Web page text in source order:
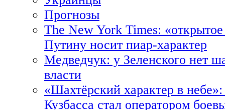
Прогнозы
The New York Times:
Путину носит пиар-характер
Медведчук: у Зеленского нет
власти
«Шахтёрский характер в
Кузбасса стал оператором